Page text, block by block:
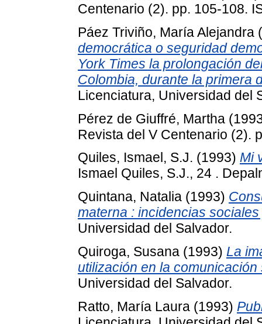
Centenario (2). pp. 105-108.
Páez Triviño, María Alejandra
democrática o seguridad
York Times la prolongación
Colombia, durante la primera
Licenciatura, Universidad del
Pérez de Giuffré, Martha
Revista del V Centenario (2).
Quiles, Ismael, S.J. (1993) Mi
Ismael Quiles, S.J., 24 .
Quintana, Natalia (1993)
materna : incidencias
Universidad del Salvador.
Quiroga, Susana (1993) La
utilización en la comunicación
Universidad del Salvador.
Ratto, María Laura (1993)